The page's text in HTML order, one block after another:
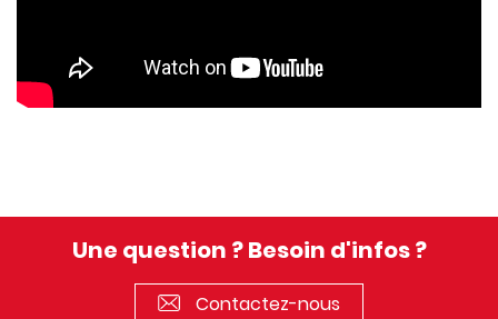
Une question ? Besoin d'infos ?
Contactez-nous